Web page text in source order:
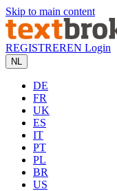
Skip to main content
REGISTREREN Login
NL
DE
FR
UK
ES
IT
PT
PL
BR
US